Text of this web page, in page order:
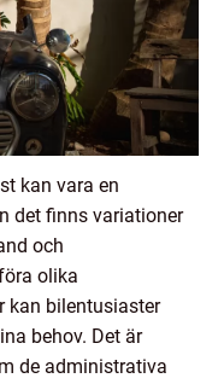
kan vara en
det finns variationer
och
olika
kan bilentusiaster
behov. Det är
de administrativa